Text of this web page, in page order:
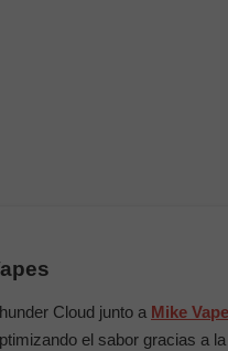
Cloud junto a Mike
el sabor gracias a